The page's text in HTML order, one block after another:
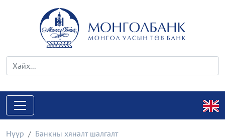
Нүүр
Банкны хяналт шалгалт